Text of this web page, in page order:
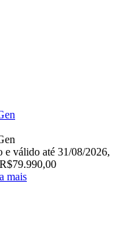
e válido até 31/08/2026,
mais